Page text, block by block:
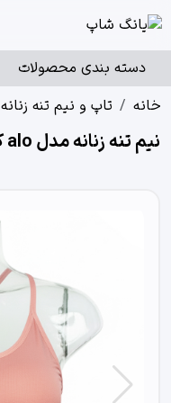
دسته بندی محصولات
خانه
تاپ و نیم تنه زنانه
نیم تنه زنانه مدل alo کد TS-105 رنگ گلبهی